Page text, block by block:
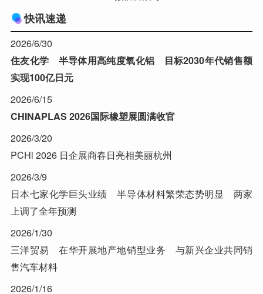
快讯速递
2026/6/30
住友化学 半导体用高纯度氧化铝 目标2030年代销售额
实现100亿日元
2026/6/15
CHINAPLAS 2026国际橡塑展圆满收官
2026/3/20
PCHi 2026 日企展商春日亮相美丽杭州
2026/3/9
日本七家化学巨头业绩 半导体材料繁荣态势明显 两家
上调了全年预测
2026/1/30
三洋贸易 在华开展地产地销型业务 与新兴企业共同销
售汽车材料
2026/1/16